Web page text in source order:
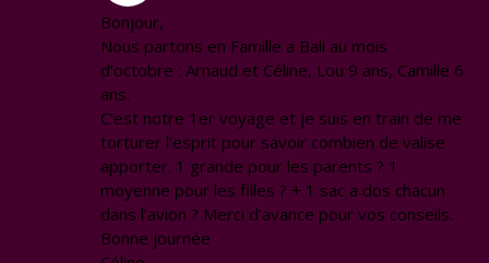
Bonjour,
Nous partons en Famille a Bali au mois
d’octobre : Arnaud et Céline, Lou 9 ans, Camille 6
ans.
C’est notre 1er voyage et je suis en train de me
torturer l’esprit pour savoir combien de valise
apporter. 1 grande pour les parents ? 1
moyenne pour les filles ? + 1 sac a dos chacun
dans l’avion ? Merci d’avance pour vos conseils.
Bonne journée